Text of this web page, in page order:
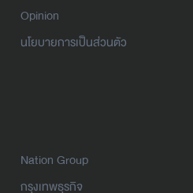
Opinion
นโยบายการเป็นส่วนตัว
Nation Group
กรุงเทพธุรกิจ